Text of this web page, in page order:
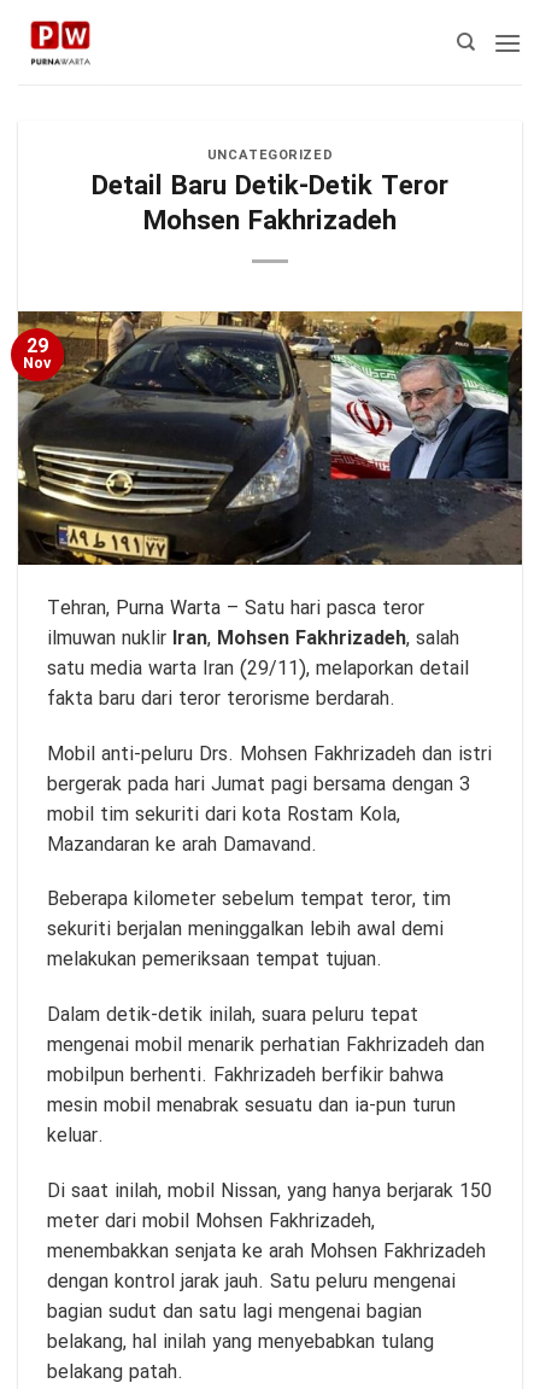
Skip
content
UNCATEGORIZED
Detail Baru Detik-Detik Teror
Mohsen Fakhrizadeh
29
Nov
Tehran, Purna Warta – Satu hari pasca teror
ilmuwan nuklir Iran, Mohsen Fakhrizadeh, salah
satu media warta Iran (29/11), melaporkan detail
fakta baru dari teror terorisme berdarah.
Mobil anti-peluru Drs. Mohsen Fakhrizadeh dan istri
bergerak pada hari Jumat pagi bersama dengan 3
mobil tim sekuriti dari kota Rostam Kola,
Mazandaran ke arah Damavand.
Beberapa kilometer sebelum tempat teror, tim
sekuriti berjalan meninggalkan lebih awal demi
melakukan pemeriksaan tempat tujuan.
Dalam detik-detik inilah, suara peluru tepat
mengenai mobil menarik perhatian Fakhrizadeh dan
mobilpun berhenti. Fakhrizadeh berfikir bahwa
mesin mobil menabrak sesuatu dan ia-pun turun
keluar.
Di saat inilah, mobil Nissan, yang hanya berjarak 150
meter dari mobil Mohsen Fakhrizadeh,
menembakkan senjata ke arah Mohsen Fakhrizadeh
dengan kontrol jarak jauh. Satu peluru mengenai
bagian sudut dan satu lagi mengenai bagian
belakang, hal inilah yang menyebabkan tulang
belakang patah.